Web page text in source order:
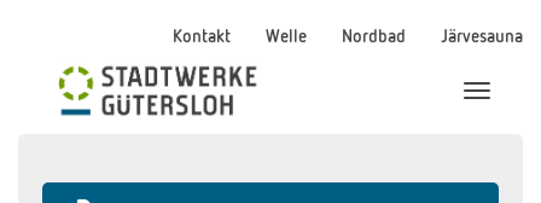
Kontakt Welle Nordbad Järvesauna
Menü